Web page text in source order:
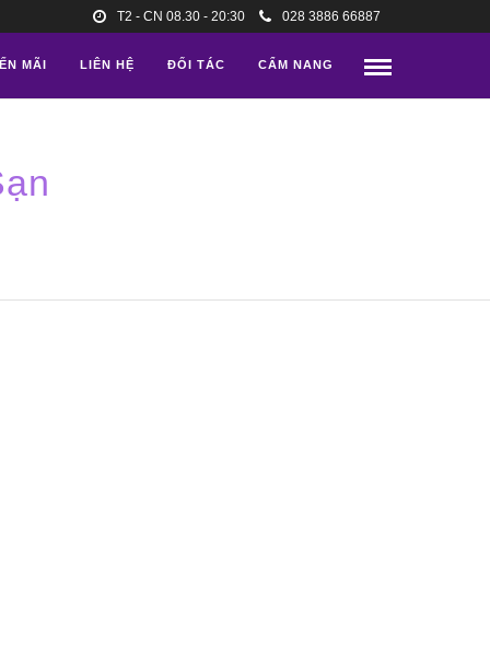
T2 - CN 08.30 - 20:30 028 3886 66887
MÃI LIÊN HỆ ĐỐI TÁC CẨM NANG